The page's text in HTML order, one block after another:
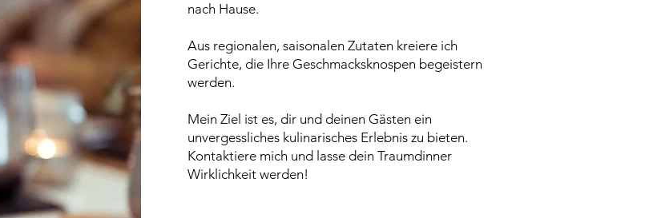
nach Hause.
Aus regionalen, saisonalen Zutaten kreiere ich
Gerichte, die Ihre Geschmacksknospen begeistern
werden.
Mein Ziel ist es, dir und deinen Gästen ein
unvergessliches kulinarisches Erlebnis zu bieten.
Kontaktiere mich und lasse dein Traumdinner
Wirklichkeit werden!